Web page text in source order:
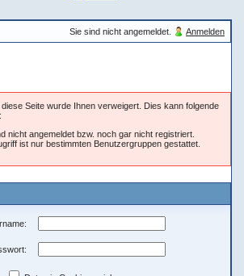
Sie sind nicht angemeldet. Anmelden
diese Seite wurde Ihnen verweigert. Dies kann folgende
nicht angemeldet bzw. noch gar nicht registriert.
ist nur bestimmten Benutzergruppen gestattet.